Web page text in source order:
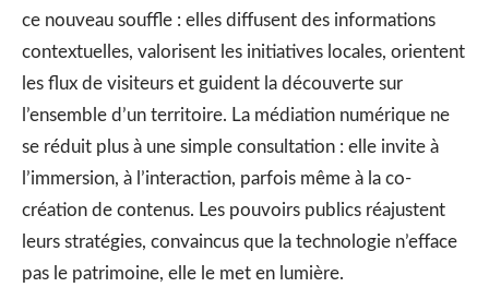
ce nouveau souffle : elles diffusent des informations
contextuelles, valorisent les initiatives locales, orientent
les flux de visiteurs et guident la découverte sur
l’ensemble d’un territoire. La médiation numérique ne
se réduit plus à une simple consultation : elle invite à
l’immersion, à l’interaction, parfois même à la co-
création de contenus. Les pouvoirs publics réajustent
leurs stratégies, convaincus que la technologie n’efface
pas le patrimoine, elle le met en lumière.